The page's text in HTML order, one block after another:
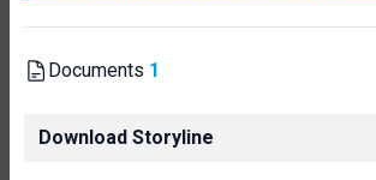
Documents 1
Download Storyline